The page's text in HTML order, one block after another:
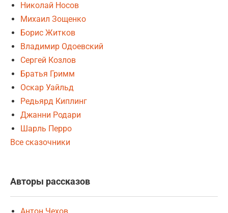
Николай Носов
Михаил Зощенко
Борис Житков
Владимир Одоевский
Сергей Козлов
Братья Гримм
Оскар Уайльд
Редьярд Киплинг
Джанни Родари
Шарль Перро
Все сказочники
Авторы рассказов